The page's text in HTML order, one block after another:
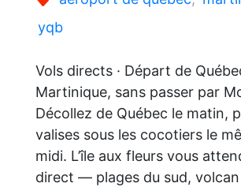
yqb
Vols directs · Départ de
Martinique, sans passer par
Décollez de Québec le matin,
valises sous les cocotiers le
midi. L’île aux fleurs vous
direct — plages du sud,